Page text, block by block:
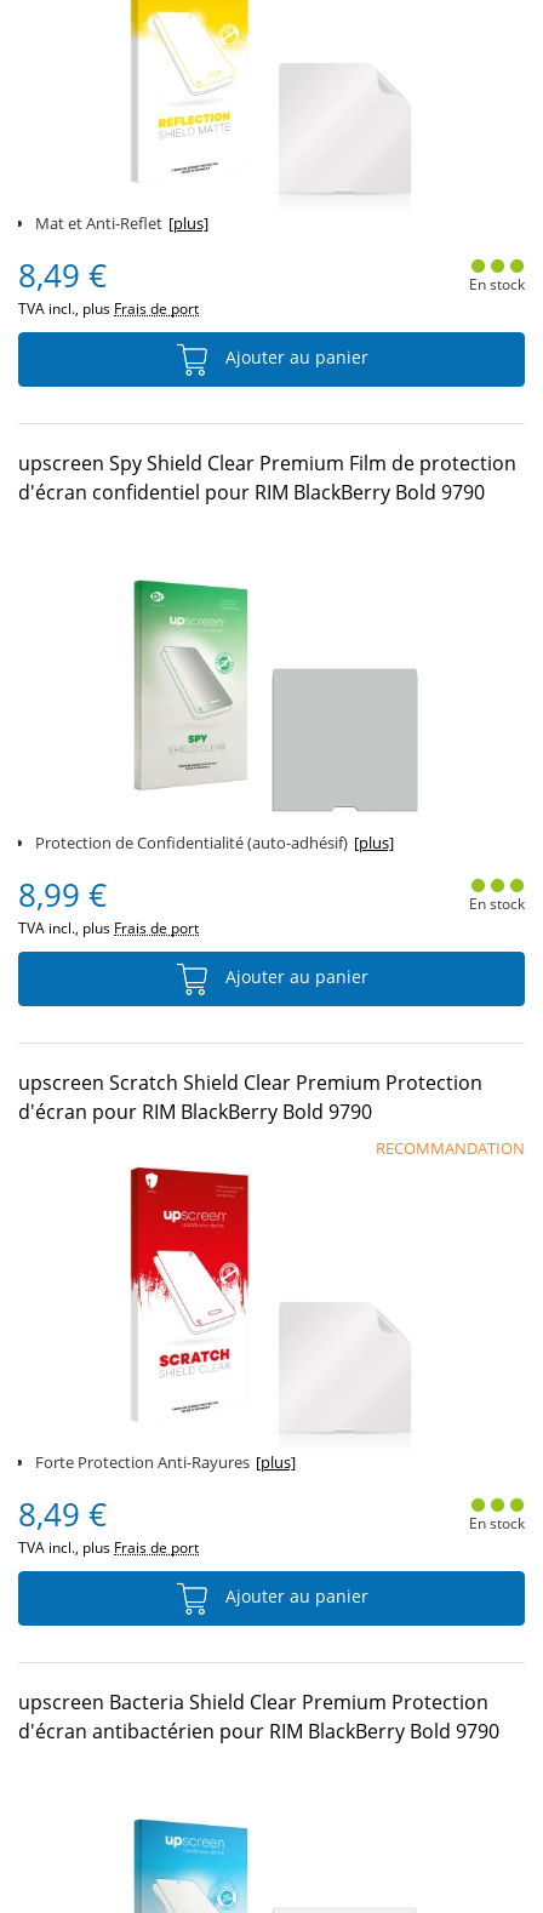
Mat et Anti-Reflet [plus]
8,49 €
TVA incl., plus Frais de port
En stock
Ajouter au panier
upscreen Spy Shield Clear Premium Film de protection
d'écran confidentiel pour RIM BlackBerry Bold 9790
Protection de Confidentialité (auto-adhésif) [plus]
8,99 €
TVA incl., plus Frais de port
En stock
Ajouter au panier
upscreen Scratch Shield Clear Premium Protection
d'écran pour RIM BlackBerry Bold 9790
RECOMMANDATION
Forte Protection Anti-Rayures [plus]
8,49 €
TVA incl., plus Frais de port
En stock
Ajouter au panier
upscreen Bacteria Shield Clear Premium Protection
d'écran antibactérien pour RIM BlackBerry Bold 9790